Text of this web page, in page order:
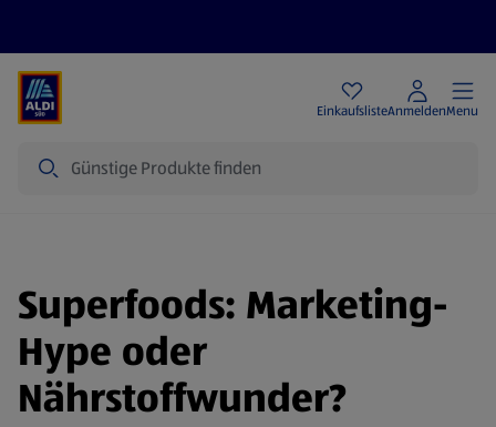
EinkaufslisteAnmeldenMenu
Superfoods: Marketing-
Hype oder
Nährstoffwunder?